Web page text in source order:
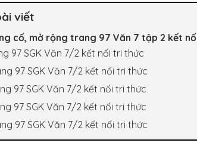
viết
cố, mở rộng trang 97 Văn 7 tập 2 kết
97 SGK Văn 7/2 kết nối tri thức
97 SGK Văn 7/2 kết nối tri thức
97 SGK Văn 7/2 kết nối tri thức
97 SGK Văn 7/2 kết nối tri thức
97 SGK Văn 7/2 kết nối tri thức